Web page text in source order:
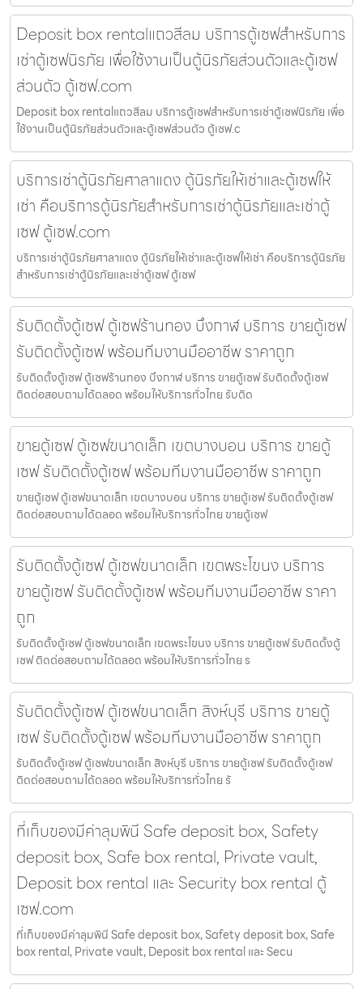
Deposit box rentalแถวสีลม บริการตู้เซฟสำหรับการ
เช่าตู้เซฟนิรภัย เพื่อใช้งานเป็นตู้นิรภัยส่วนตัวและตู้เซฟ
ส่วนตัว ตู้เซฟ.com
Deposit box rentalแถวสีลม บริการตู้เซฟสำหรับการเช่าตู้เซฟนิรภัย เพื่อ
ใช้งานเป็นตู้นิรภัยส่วนตัวและตู้เซฟส่วนตัว ตู้เซฟ.c
บริการเช่าตู้นิรภัยศาลาแดง ตู้นิรภัยให้เช่าและตู้เซฟให้
เช่า คือบริการตู้นิรภัยสำหรับการเช่าตู้นิรภัยและเช่าตู้
เซฟ ตู้เซฟ.com
บริการเช่าตู้นิรภัยศาลาแดง ตู้นิรภัยให้เช่าและตู้เซฟให้เช่า คือบริการตู้นิรภัย
สำหรับการเช่าตู้นิรภัยและเช่าตู้เซฟ ตู้เซฟ
รับติดตั้งตู้เซฟ ตู้เซฟร้านทอง บึงกาฬ บริการ ขายตู้เซฟ
รับติดตั้งตู้เซฟ พร้อมทีมงานมืออาชีพ ราคาถูก
รับติดตั้งตู้เซฟ ตู้เซฟร้านทอง บึงกาฬ บริการ ขายตู้เซฟ รับติดตั้งตู้เซฟ
ติดต่อสอบถามได้ตลอด พร้อมให้บริการทั่วไทย รับติด
ขายตู้เซฟ ตู้เซฟขนาดเล็ก เขตบางบอน บริการ ขายตู้
เซฟ รับติดตั้งตู้เซฟ พร้อมทีมงานมืออาชีพ ราคาถูก
ขายตู้เซฟ ตู้เซฟขนาดเล็ก เขตบางบอน บริการ ขายตู้เซฟ รับติดตั้งตู้เซฟ
ติดต่อสอบถามได้ตลอด พร้อมให้บริการทั่วไทย ขายตู้เซฟ
รับติดตั้งตู้เซฟ ตู้เซฟขนาดเล็ก เขตพระโขนง บริการ
ขายตู้เซฟ รับติดตั้งตู้เซฟ พร้อมทีมงานมืออาชีพ ราคา
ถูก
รับติดตั้งตู้เซฟ ตู้เซฟขนาดเล็ก เขตพระโขนง บริการ ขายตู้เซฟ รับติดตั้งตู้
เซฟ ติดต่อสอบถามได้ตลอด พร้อมให้บริการทั่วไทย ร
รับติดตั้งตู้เซฟ ตู้เซฟขนาดเล็ก สิงห์บุรี บริการ ขายตู้
เซฟ รับติดตั้งตู้เซฟ พร้อมทีมงานมืออาชีพ ราคาถูก
รับติดตั้งตู้เซฟ ตู้เซฟขนาดเล็ก สิงห์บุรี บริการ ขายตู้เซฟ รับติดตั้งตู้เซฟ
ติดต่อสอบถามได้ตลอด พร้อมให้บริการทั่วไทย รั
ที่เก็บของมีค่าลุมพินี Safe deposit box, Safety
deposit box, Safe box rental, Private vault,
Deposit box rental และ Security box rental ตู้
เซฟ.com
ที่เก็บของมีค่าลุมพินี Safe deposit box, Safety deposit box, Safe
box rental, Private vault, Deposit box rental และ Secu